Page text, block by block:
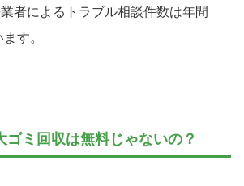
者によるトラブル相談件数は年間
す。
ゴミ回収は無料じゃないの？